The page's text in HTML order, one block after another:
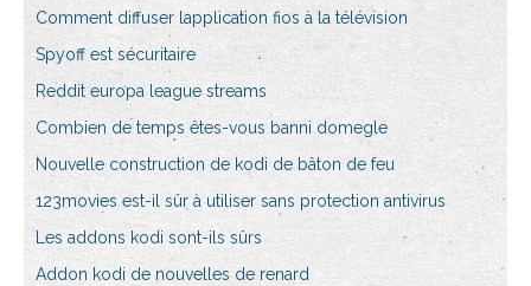
Comment diffuser lapplication fios à la télévision
Spyoff est sécuritaire
Reddit europa league streams
Combien de temps êtes-vous banni domegle
Nouvelle construction de kodi de bâton de feu
123movies est-il sûr à utiliser sans protection antivirus
Les addons kodi sont-ils sûrs
Addon kodi de nouvelles de renard